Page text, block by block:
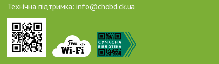
Технічна підтримка: info@chobd.ck.ua